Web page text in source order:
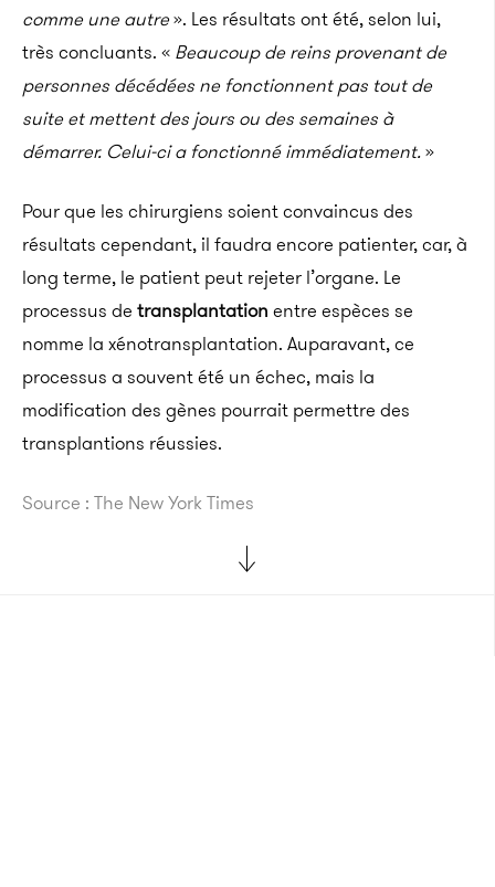
comme une autre». Les résultats ont été, selon lui,
très concluants. « Beaucoup de reins provenant de
personnes décédées ne fonctionnent pas tout de
suite et mettent des jours ou des semaines à
démarrer. Celui-ci a fonctionné immédiatement.»
Pour que les chirurgiens soient convaincus des
résultats cependant, il faudra encore patienter, car, à
long terme, le patient peut rejeter l’organe. Le
processus de transplantation entre espèces se
nomme la xénotransplantation. Auparavant, ce
processus a souvent été un échec, mais la
modification des gènes pourrait permettre des
transplantions réussies.
Source : The New York Times